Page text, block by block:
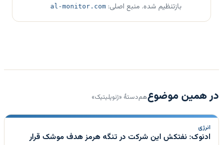
بازتنظیم شده. منبع اصلی: al-monitor.com
در همین موضوعهم‌دستهٔ «ژئوپلیتیک»
انرژی
ادنوک: نفتکش این شرکت در تنگه هرمز هدف موشک قرار